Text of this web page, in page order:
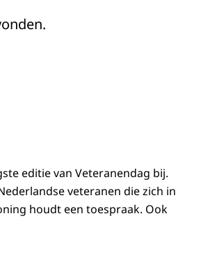
editie van Veteranendag bij.
veteranen die zich in
houdt een toespraak. Ook